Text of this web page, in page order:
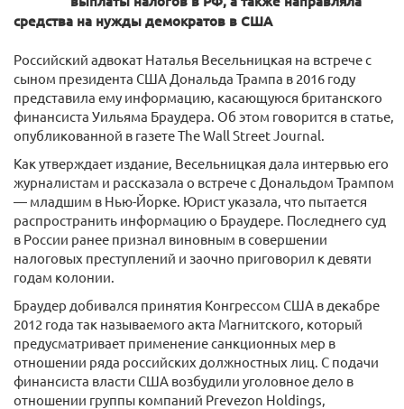
средства на нужды демократов в США
Российский адвокат Наталья Весельницкая на встрече с
сыном президента США Дональда Трампа в 2016 году
представила ему информацию, касающуюся британского
финансиста Уильяма Браудера. Об этом говорится в статье,
опубликованной в газете The Wall Street Journal.
Как утверждает издание, Весельницкая дала интервью его
журналистам и рассказала о встрече с Дональдом Трампом
— младшим в Нью-Йорке. Юрист указала, что пытается
распространить информацию о Браудере. Последнего суд
в России ранее признал виновным в совершении
налоговых преступлений и заочно приговорил к девяти
годам колонии.
Браудер добивался принятия Конгрессом США в декабре
2012 года так называемого акта Магнитского, который
предусматривает применение санкционных мер в
отношении ряда российских должностных лиц. С подачи
финансиста власти США возбудили уголовное дело в
отношении группы компаний Prevezon Holdings,